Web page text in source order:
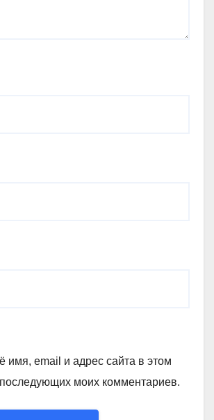
имя, email и адрес сайта в этом
моих комментариев.